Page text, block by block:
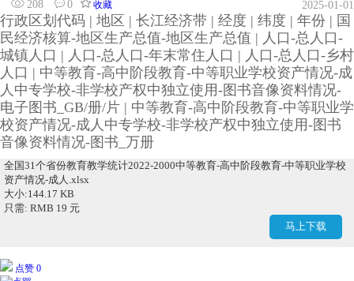
208
0 收藏 2025-01-01
行政区划代码 | 地区 | 长江经济带 | 经度 | 纬度 | 年份 | 国
民经济核算-地区生产总值-地区生产总值 | 人口-总人口-
城镇人口 | 人口-总人口-年末常住人口 | 人口-总人口-乡村
人口 | 中等教育-高中阶段教育-中等职业学校资产情况-成
人中专学校-非学校产权中独立使用-图书音像资料情况-
电子图书_GB/册/片 | 中等教育-高中阶段教育-中等职业学
校资产情况-成人中专学校-非学校产权中独立使用-图书
音像资料情况-图书_万册
全国31个省份教育教学统计2022-2000中等教育-高中阶段教育-中等职业学校
资产情况-成人.xlsx
大小:144.17 KB
只需: RMB 19 元
马上下载
点赞 0